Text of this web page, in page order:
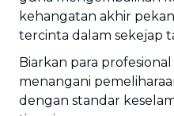
kehangatan akhir
tercinta dalam sekejap
Biarkan para
menangani
dengan standar